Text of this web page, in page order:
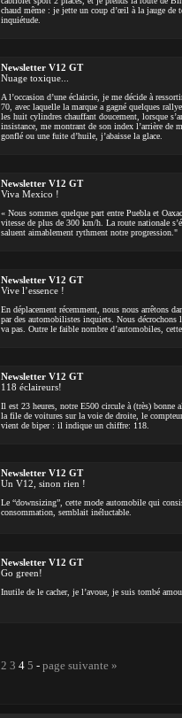
chaud même : je jette un coup d’œil à la jauge de
inquiétude.
Newsletter V12 GT
Nuage toxique...
A l’occasion d’une éclaircie, je me décide à
70, avec laquelle la marque a gagné quelques
les huit cylindres chauffant doucement, lorsque
insistance, me montrant de son index l’arrière de
gonflé ou une fuite d’huile, j’abaisse la glace.
Newsletter V12 GT
Viva Mexico !
« Nous sommes quelque part entre Puebla et
vitesse de plus de 300 km/h. La route nationale
saluent aimablement rythment notre progression."
Newsletter V12 GT
Vive l’essence !
En déplacement récemment, nous nous arrêtons
par des automobilistes inquiets. Nous décrochons
va pas. Outre le faible nombre d’automobiles,
Newsletter V12 GT
118 éclaireurs!
Il est 23 heures, notre E500 circule à (très) bonne
la file de voitures sur la voie de droite, le
vient de biper : il indique un chiffre: 118.
Newsletter V12 GT
Un V12, sinon rien !
Le “downsizing”, cette mode automobile qui
consommation, semblait inéluctable.
Newsletter V12 GT
Go green!
Inutile de le cacher, je l’avoue, je suis tombé
2 3 4 5 - page suivante »